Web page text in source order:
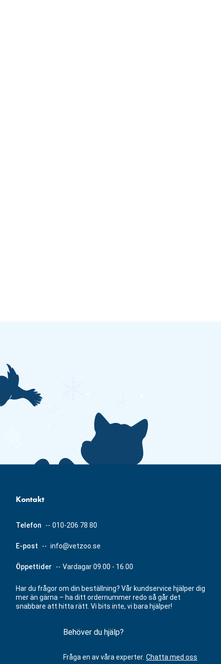
Kontakt
Telefon -- 010-206 78 80
E-post -- info@vetzoo.se
Öppettider -- Vardagar 09.00 - 16.00
Har du frågor om din beställning? Vår kundservice hjälper dig
mer än gärna – ha ditt ordernummer redo så går det
snabbare att hitta rätt. Vi bits inte, vi bara hjälper!
Behöver du hjälp?
Fråga en av våra experter. Chatta med oss